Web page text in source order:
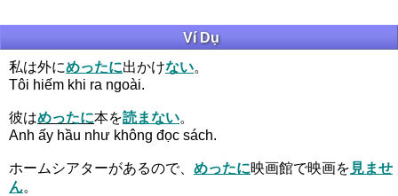
Ví Dụ
私は外にめったに出かけない。
Tôi hiếm khi ra ngoài.
彼はめったに本を読まない。
Anh ấy hầu như không đọc sách.
ホームシアターがあるので、 めったに映画館で映画を 見ませ
ん。